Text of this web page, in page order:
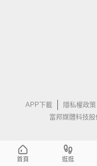
APP下載 隱私權政策
富邦媒體科技
首頁 逛逛